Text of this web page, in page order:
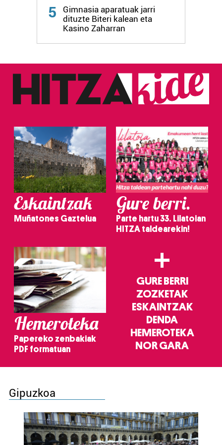
5
Gimnasia aparatuak jarri
dituzte Biteri kalean eta
Kasino Zaharran
Eskaintzak
Muñatones Gaztelua
Gure berri.
Parte hartu 33. Lilatoian
HITZA taldearekin!
Hemeroteka
Papereko zenbakiak
PDF formatuan
+
GURE BERRI
ZOZKETAK
ESKAINTZAK
DENDA
HEMEROTEKA
NOR GARA
Gipuzkoa